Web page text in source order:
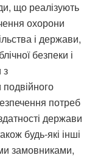
що реалізують
охорони
і держави,
безпеки і
з
потреб
держави
будь-які інші
замовниками,